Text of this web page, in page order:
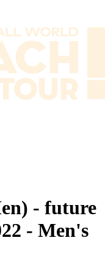
- future
- Men's